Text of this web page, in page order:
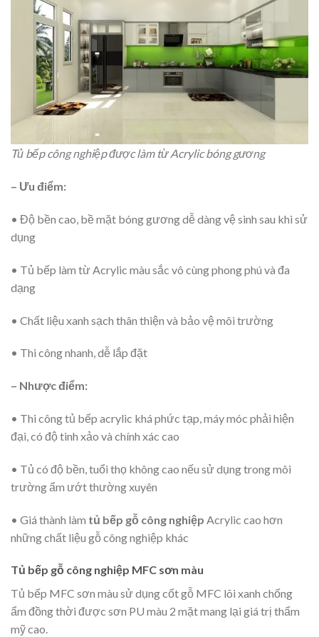
Tủ bếp công nghiệp được làm từ Acrylic bóng gương
– Ưu điểm:
• Độ bền cao, bề mặt bóng gương dễ dàng vệ sinh sau khi sử
dụng
• Tủ bếp làm từ Acrylic màu sắc vô cùng phong phú và đa
dạng
• Chất liệu xanh sạch thân thiện và bảo vệ môi trường
• Thi công nhanh, dễ lắp đặt
– Nhược điểm:
• Thi công tủ bếp acrylic khá phức tạp, máy móc phải hiện
đại, có độ tinh xảo và chính xác cao
• Tủ có độ bền, tuổi thọ không cao nếu sử dụng trong môi
trường ẩm ướt thường xuyên
• Giá thành làm tủ bếp gỗ công nghiệp Acrylic cao hơn
những chất liệu gỗ công nghiệp khác
Tủ bếp gỗ công nghiệp MFC sơn màu
Tủ bếp MFC sơn màu sử dụng cốt gỗ MFC lõi xanh chống
ẩm đồng thời được sơn PU màu 2 mặt mang lại giá trị thẩm
mỹ cao.